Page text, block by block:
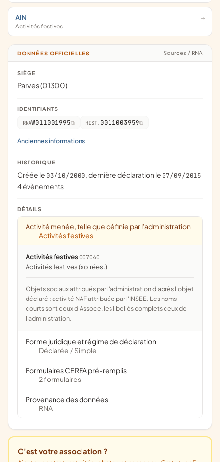
AIN
Activités festives
DONNÉES OFFICIELLES Sources / RNA
SIÈGE
Parves (01300)
IDENTIFIANTS
RNAW011001995 HIST. 0011003959
Anciennes informations
HISTORIQUE
Créée le 03/10/2000, dernière déclaration le 07/09/2015
4 évènements
DÉTAILS
Activité menée, telle que définie par l'administration
Activités festives
Activités festives 007040
activités festives (soirées.)
Objets sociaux attribués par l'administration d'après l'objet
déclaré ; activité NAF attribuée par l'INSEE. Les noms
courts sont ceux d'Assoce, les libellés complets ceux de
l'administration.
Forme juridique et régime de déclaration
Déclarée / Simple
Formulaires CERFA pré-remplis
2 formulaires
Provenance des données
RNA
C'est votre association ?